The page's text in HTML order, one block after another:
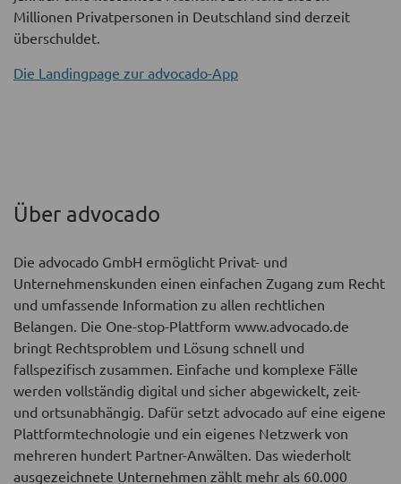
Millionen Privatpersonen in Deutschland sind derzeit
überschuldet.
Die Landingpage zur advocado-App
Über advocado
Die advocado GmbH ermöglicht Privat- und
Unternehmenskunden einen einfachen Zugang zum Recht
und umfassende Information zu allen rechtlichen
Belangen. Die One-stop-Plattform www.advocado.de
bringt Rechtsproblem und Lösung schnell und
fallspezifisch zusammen. Einfache und komplexe Fälle
werden vollständig digital und sicher abgewickelt, zeit-
und ortsunabhängig. Dafür setzt advocado auf eine eigene
Plattformtechnologie und ein eigenes Netzwerk von
mehreren hundert Partner-Anwälten. Das wiederholt
ausgezeichnete Unternehmen zählt mehr als 60.000